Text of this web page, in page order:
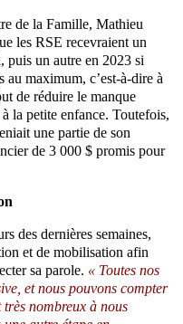
de la Famille, Mathieu
les RSE recevraient un
puis un autre en 2023 si
au maximum, c’est-à-dire à
de réduire le manque
la petite enfance. Toutefois,
une partie de son
de 3 000 $ promis pour
des dernières semaines,
et de mobilisation afin
sa parole. « Toutes nos
et nous pouvons compter
nombreux à nous